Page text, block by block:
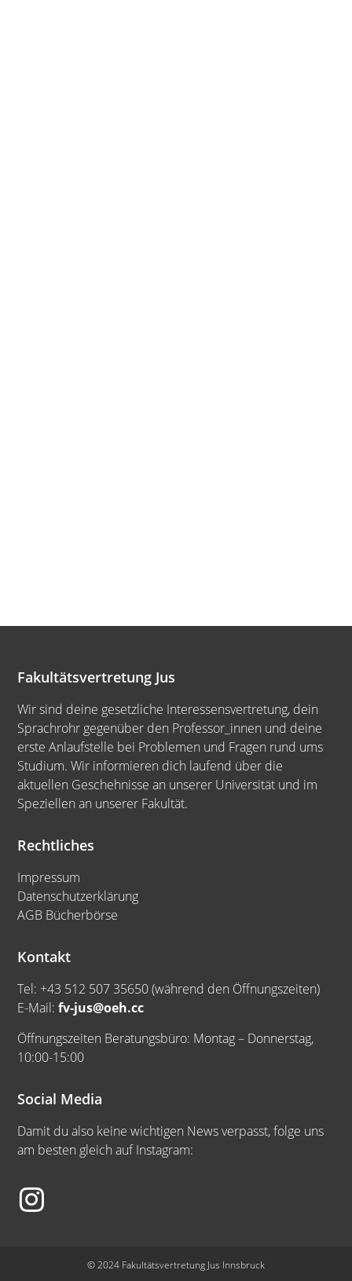
Fakultätsvertretung Jus
Wir sind deine gesetzliche Interessensvertretung, dein
Sprachrohr gegenüber den Professor_innen und deine
erste Anlaufstelle bei Problemen und Fragen rund ums
Studium. Wir informieren dich laufend über die
aktuellen Geschehnisse an unserer Universität und im
Speziellen an unserer Fakultät.
Rechtliches
Impressum
Datenschutzerklärung
AGB Bücherbörse
Kontakt
Tel: +43 512 507 35650 (während den Öffnungszeiten)
E-Mail:fv-jus@oeh.cc
Öffnungszeiten Beratungsbüro: Montag – Donnerstag,
10:00-15:00
Social Media
Damit du also keine wichtigen News verpasst, folge uns
am besten gleich auf Instagram:
© 2024 Fakultätsvertretung Jus Innsbruck